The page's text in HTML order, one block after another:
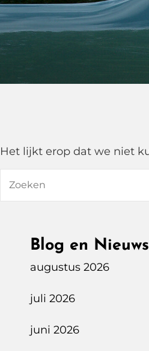
Het lijkt erop dat we niet
Blog en Nieuws
augustus 2026
juli 2026
juni 2026